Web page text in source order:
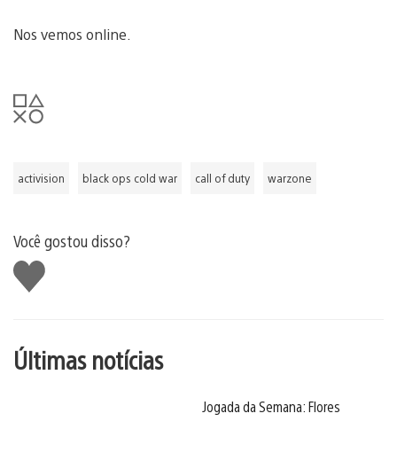
Nos vemos online.
activision black ops cold war call of duty warzone
Você gostou disso?
Curtir
Últimas notícias
Jogada da Semana: Flores